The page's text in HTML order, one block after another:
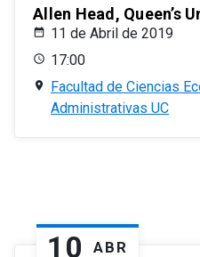
Allen Head, Queen’s
11 de Abril de 2019
17:00
Facultad de Ciencias
Administrativas UC
10 ABR